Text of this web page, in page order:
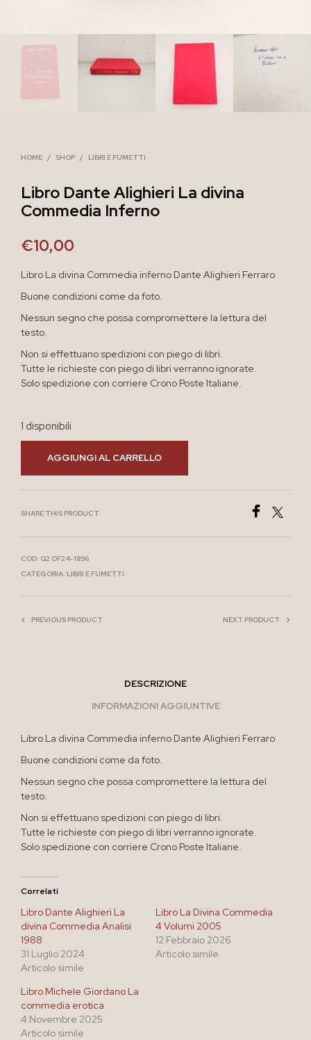
HOME / SHOP / LIBRI E FUMETTI
Libro Dante Alighieri La divina
Commedia Inferno
€10,00
Libro La divina Commedia inferno Dante Alighieri Ferraro
Buone condizioni come da foto.
Nessun segno che possa compromettere la lettura del
testo.
Non si effettuano spedizioni con piego di libri.
Tutte le richieste con piego di libri verranno ignorate.
Solo spedizione con corriere Crono Poste Italiane.
1 disponibili
AGGIUNGI AL CARRELLO
SHARE THIS PRODUCT
COD: Q2 OF24-1896
CATEGORIA: LIBRI E FUMETTI
PREVIOUS PRODUCT NEXT PRODUCT
DESCRIZIONE
INFORMAZIONI AGGIUNTIVE
Libro La divina Commedia inferno Dante Alighieri Ferraro
Buone condizioni come da foto.
Nessun segno che possa compromettere la lettura del
testo.
Non si effettuano spedizioni con piego di libri.
Tutte le richieste con piego di libri verranno ignorate.
Solo spedizione con corriere Crono Poste Italiane.
Correlati
Libro Dante Alighieri La
divina Commedia Analisi
1988
31 Luglio 2024
Articolo simile
Libro La Divina Commedia
4 Volumi 2005
12 Febbraio 2026
Articolo simile
Libro Michele Giordano La
commedia erotica
4 Novembre 2025
Articolo simile